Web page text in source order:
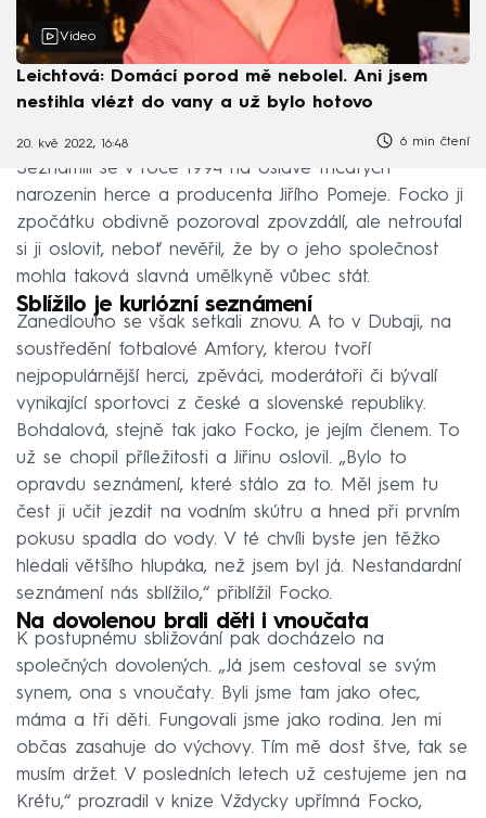
Video
Leichtová: Domácí porod mě nebolel. Ani jsem
nestihla vlézt do vany a už bylo hotovo
20. kvě 2022, 16:48 6 min čtení
Seznámili se v roce 1994 na oslavě třicátých
narozenin herce a producenta Jiřího Pomeje. Focko ji
zpočátku obdivně pozoroval zpovzdálí, ale netroufal
si ji oslovit, neboť nevěřil, že by o jeho společnost
mohla taková slavná umělkyně vůbec stát.
Sblížilo je kuriózní seznámení
Zanedlouho se však setkali znovu. A to v Dubaji, na
soustředění fotbalové Amfory, kterou tvoří
nejpopulárnější herci, zpěváci, moderátoři či bývalí
vynikající sportovci z české a slovenské republiky.
Bohdalová, stejně tak jako Focko, je jejím členem. To
už se chopil příležitosti a Jiřinu oslovil. „Bylo to
opravdu seznámení, které stálo za to. Měl jsem tu
čest ji učit jezdit na vodním skútru a hned při prvním
pokusu spadla do vody. V té chvíli byste jen těžko
hledali většího hlupáka, než jsem byl já. Nestandardní
seznámení nás sblížilo,“ přiblížil Focko.
Na dovolenou brali děti i vnoučata
K postupnému sbližování pak docházelo na
společných dovolených. „Já jsem cestoval se svým
synem, ona s vnoučaty. Byli jsme tam jako otec,
máma a tři děti. Fungovali jsme jako rodina. Jen mi
občas zasahuje do výchovy. Tím mě dost štve, tak se
musím držet. V posledních letech už cestujeme jen na
Krétu,“ prozradil v knize Vždycky upřímná Focko,